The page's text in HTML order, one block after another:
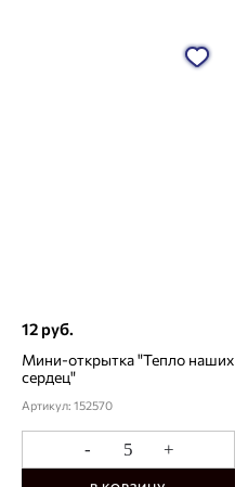
12 руб.
Мини-открытка "Тепло наших
сердец"
Артикул: 152570
- +